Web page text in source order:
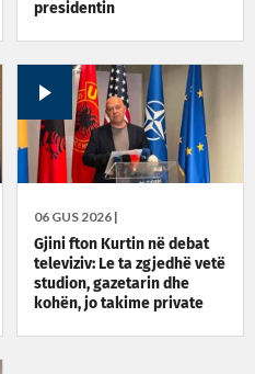
presidentin
06 GUS 2026 |
Gjini fton Kurtin në debat
televiziv: Le ta zgjedhë vetë
studion, gazetarin dhe
kohën, jo takime private